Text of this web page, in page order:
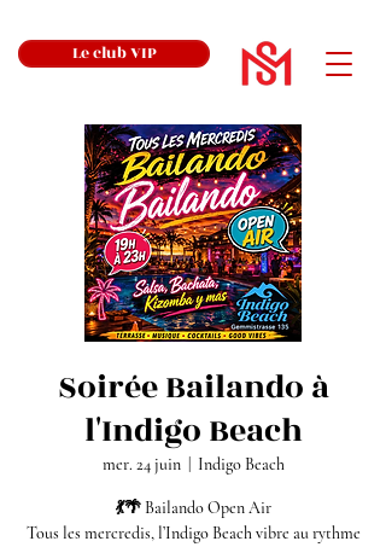
Le club VIP
Soirée Bailando à
l'Indigo Beach
mer. 24 juin
  |
Indigo Beach
💃🌴 Bailando Open Air
Tous les mercredis, l’Indigo Beach vibre au rythme